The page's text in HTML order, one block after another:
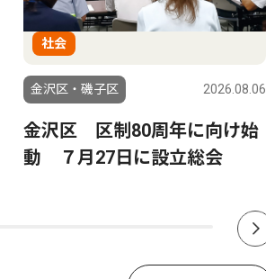
社会
金沢区・磯子区 2026.08.06
金沢区 区制80周年に向け始
動 ７月27日に設立総会